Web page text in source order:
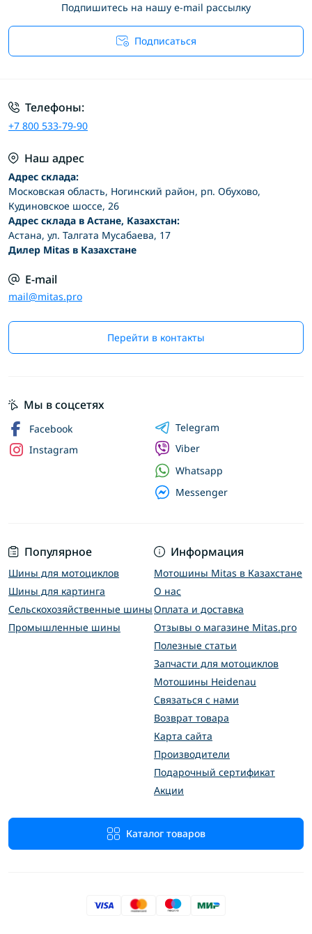
Подпишитесь на нашу e-mail рассылку
Подписаться
Телефоны:
+7 800 533-79-90
Наш адрес
Адрес склада:
Московская область, Ногинский район, рп. Обухово,
Кудиновское шоссе, 26
Адрес склада в Астане, Казахстан:
Астана, ул. Талгата Мусабаева, 17
Дилер Mitas в Казахстане
E-mail
mail@mitas.pro
Перейти в контакты
Популярное
Шины для мотоциклов
Шины для картинга
Сельскохозяйственные шины
Промышленные шины
Информация
Мотошины Mitas в Казахстане
О нас
Оплата и доставка
Отзывы о магазине Mitas.pro
Полезные статьи
Запчасти для мотоциклов
Мотошины Heidenau
Связаться с нами
Возврат товара
Карта сайта
Производители
Подарочный сертификат
Акции
Каталог товаров
Мы в соцсетях
Facebook
Instagram
Telegram
Viber
Whatsapp
Messenger